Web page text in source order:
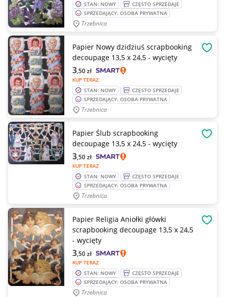
STAN: NOWY
CZĘSTO SPRZEDAJE
SPRZEDAJĄCY: OSOBA PRYWATNA
Trzebnica
Papier Nowy dzidziuś scrapbooking
decoupage 13,5 x 24,5 - wycięty
KUP TERAZ
3,50zł
STAN: NOWY
CZĘSTO SPRZEDAJE
SPRZEDAJĄCY: OSOBA PRYWATNA
Trzebnica
Papier Ślub scrapbooking
decoupage 13,5 x 24,5 - wycięty
KUP TERAZ
3,50zł
STAN: NOWY
CZĘSTO SPRZEDAJE
SPRZEDAJĄCY: OSOBA PRYWATNA
Trzebnica
Papier Religia Aniołki główki
scrapbooking decoupage 13,5 x 24,5
- wycięty
KUP TERAZ
3,50zł
STAN: NOWY
CZĘSTO SPRZEDAJE
SPRZEDAJĄCY: OSOBA PRYWATNA
Trzebnica